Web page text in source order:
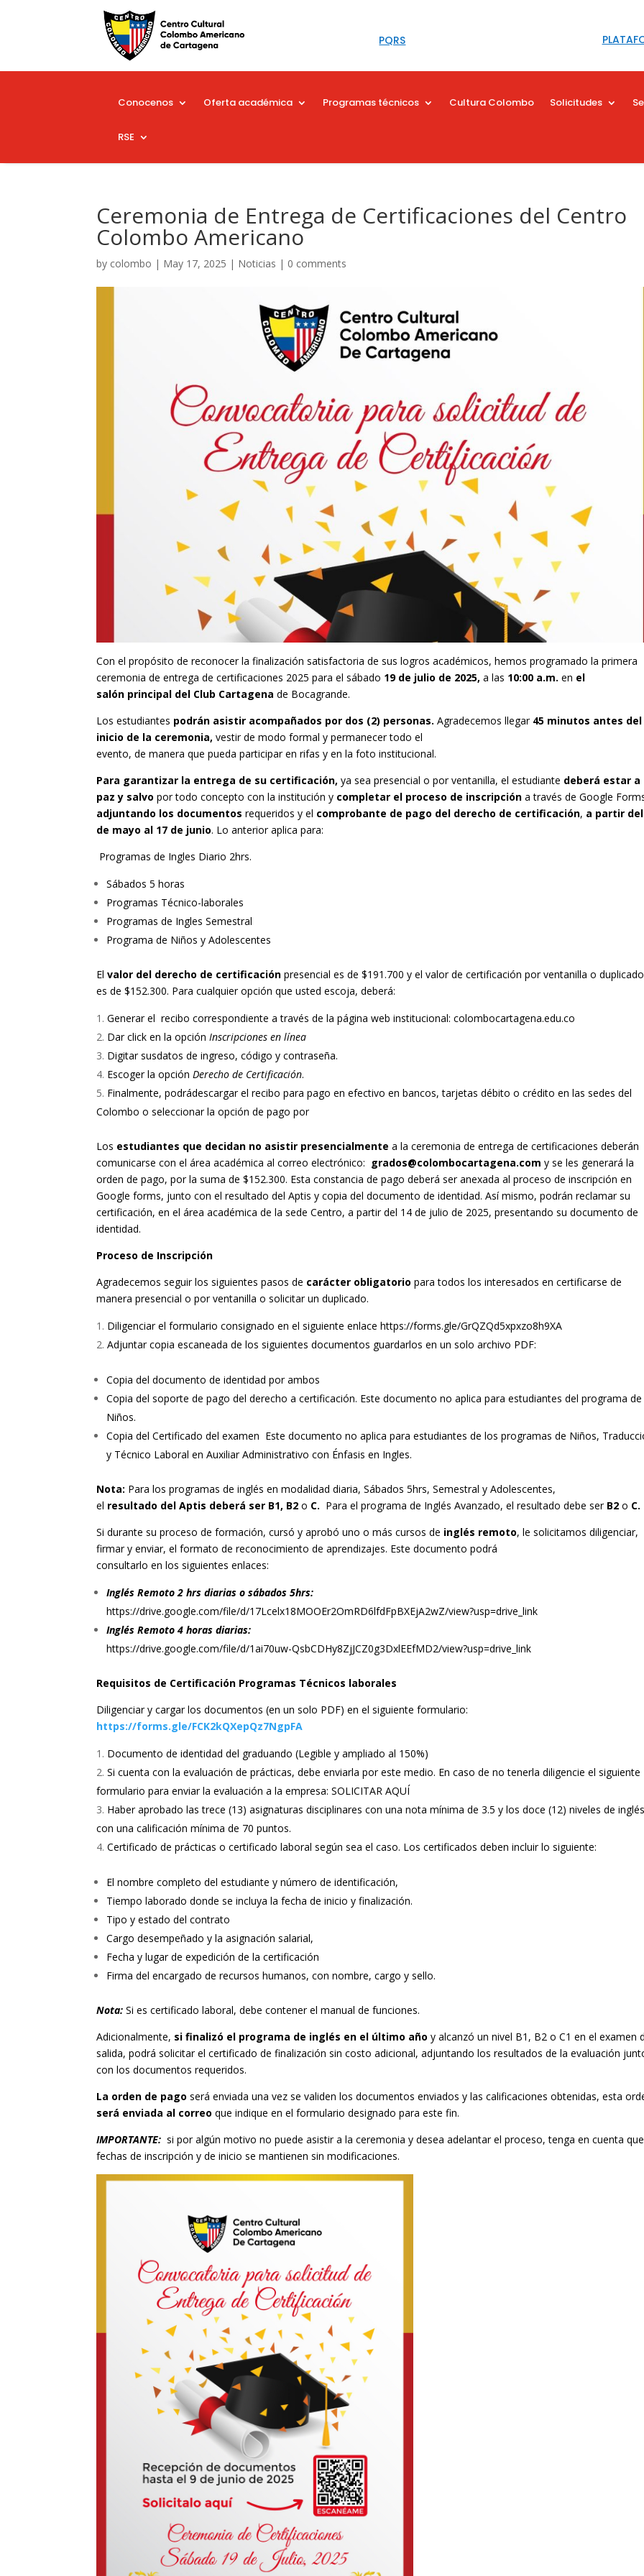
PQRS
Conocenos Oferta académica Programas técnicos Cultura Colombo Solicitudes
RSE
Ceremonia de Entrega de Certificaciones del Centro
Colombo Americano
by colombo | May 17, 2025 | Noticias | 0 comments
Con el propósito de reconocer la finalización satisfactoria de sus logros académicos, hemos programado la primera
ceremonia de entrega de certificaciones 2025 para el sábado 19 de julio de 2025,a las 10:00 a.m.en el
salón principal del Club Cartagenade Bocagrande.
Los estudiantes podrán asistir acompañados por dos (2) personas.Agradecemos llegar 45 minutos antes del
inicio de la ceremonia,vestir de modo formal y permanecer todo el
evento, de manera que pueda participar en rifas y en la foto institucional.
Para garantizar la entrega de su certificación,ya sea presencial o por ventanilla, el estudiante deberá estar a
paz y salvo por todo concepto con la institución y completar el proceso de inscripcióna través de Google
adjuntando los documentos requeridos y el comprobante de pago del derecho de certificación, a partir
de mayo al 17 de junio. Lo anterior aplica para:
Programas de Ingles Diario 2hrs.
Sábados 5 horas
Programas Técnico-laborales
Programas de Ingles Semestral
Programa de Niños y Adolescentes
Elvalor del derecho de certificación presencial es de $191.700 y el valor de certificación por ventanilla o
es de $152.300. Para cualquier opción que usted escoja, deberá:
Generar el recibo correspondiente a través de la página web institucional: colombocartagena.edu.co
Dar click en la opciónInscripciones en línea
Digitar susdatos de ingreso, código y contraseña.
Escoger la opciónDerecho de Certificación.
Finalmente, podrádescargar el recibo para pago en efectivo en bancos, tarjetas débito o crédito en las sedes del
Colombo o seleccionar la opción de pago por
Los estudiantes que decidan no asistir presencialmente a la ceremonia de entrega de certificaciones deberán
comunicarse con el área académica al correo electrónico: grados@colombocartagena.com y se les generará la
orden de pago, por la suma de $152.300. Esta constancia de pago deberá ser anexada al proceso de inscripción en
Google forms, junto con el resultado del Aptis y copia del documento de identidad. Así mismo, podrán reclamar su
certificación, en el área académica de la sede Centro, a partir del 14 de julio de 2025, presentando su documento de
identidad.
Proceso de Inscripción
Agradecemos seguir los siguientes pasos de carácter obligatorio para todos los interesados en certificarse de
manera presencial o por ventanilla o solicitar un duplicado.
Diligenciar el formulario consignado en el siguiente enlacehttps://forms.gle/GrQZQd5xpxzo8h9XA
Adjuntar copia escaneada de los siguientes documentos guardarlos en un solo archivo PDF:
Copia del documento de identidad por ambos
Copia del soporte de pago del derecho a certificación. Este documento no aplica para estudiantes del programa de
Niños.
Copia del Certificado del examen Este documento no aplica para estudiantes de los programas de Niños,
y Técnico Laboral en Auxiliar Administrativo con Énfasis en Ingles.
Nota: Para los programas de inglés en modalidad diaria, Sábados 5hrs, Semestral y Adolescentes,
el resultado del Aptis deberá ser B1, B2o C. Para el programa de Inglés Avanzado, el resultado debe ser B2o C.
Si durante su proceso de formación, cursó y aprobó uno o más cursos de inglés remoto, le solicitamos diligenciar,
firmar y enviar, el formato de reconocimiento de aprendizajes. Este documento podrá
consultarlo en los siguientes enlaces:
Inglés Remoto 2 hrs diarias o sábados 5hrs:
https://drive.google.com/file/d/17Lcelx18MOOEr2OmRD6lfdFpBXEjA2wZ/view?usp=drive_link
Inglés Remoto 4 horas diarias:
https://drive.google.com/file/d/1ai70uw-QsbCDHy8ZjJCZ0g3DxlEEfMD2/view?usp=drive_link
Requisitos de Certificación Programas Técnicos laborales
Diligenciar y cargar los documentos (en un solo PDF) en el siguiente formulario:
https://forms.gle/FCK2kQXepQz7NgpFA
Documento de identidad del graduando (Legible y ampliado al 150%)
Si cuenta con la evaluación de prácticas, debe enviarla por este medio. En caso de no tenerla diligencie el siguiente
formulario para enviar la evaluación a la empresa:SOLICITAR AQUÍ
Haber aprobado las trece (13) asignaturas disciplinares con una nota mínima de 3.5 y los doce (12) niveles de
con una calificación mínima de 70 puntos.
Certificado de prácticas o certificado laboral según sea el caso. Los certificados deben incluir lo siguiente:
El nombre completo del estudiante y número de identificación,
Tiempo laborado donde se incluya la fecha de inicio y finalización.
Tipo y estado del contrato
Cargo desempeñado y la asignación salarial,
Fecha y lugar de expedición de la certificación
Firma del encargado de recursos humanos, con nombre, cargo y sello.
Nota:Si es certificado laboral, debe contener el manual de funciones.
Adicionalmente, si finalizó el programa de inglés en el último año y alcanzó un nivel B1, B2 o C1 en el examen
salida, podrá solicitar el certificado de finalización sin costo adicional, adjuntando los resultados de la evaluación
con los documentos requeridos.
La orden de pagoserá enviada una vez se validen los documentos enviados y las calificaciones obtenidas, esta
será enviada al correo que indique en el formulario designado para este fin.
IMPORTANTE: si por algún motivo no puede asistir a la ceremonia y desea adelantar el proceso, tenga en cuenta
fechas de inscripción y de inicio se mantienen sin modificaciones.